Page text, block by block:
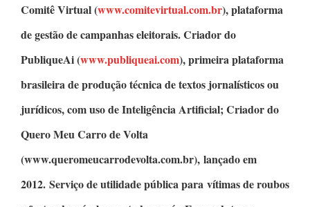
Comitê Virtual(www.comitevirtual.com.br), plataforma
de gestão de campanhas eleitorais.Criador do
PubliqueAi(www.publiqueai.com), primeira plataforma
brasileira de produção técnica de textos jornalísticos ou
jurídicos, com uso de Inteligência Artificial;Criador do
Quero Meu Carro de Volta
(www.queromeucarrodevolta.com.br), lançado em
2012. Serviço de utilidade pública para vítimas de roubos